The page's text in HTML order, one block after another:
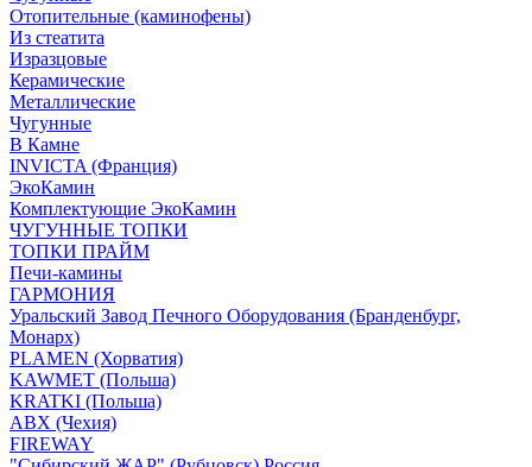
Отопительные (каминофены)
Из стеатита
Изразцовые
Керамические
Металлические
Чугунные
В Камне
INVICTA (Франция)
ЭкоКамин
Комплектующие ЭкоКамин
ЧУГУННЫЕ ТОПКИ
ТОПКИ ПРАЙМ
Печи-камины
ГАРМОНИЯ
Уральский Завод Печного Оборудования (Бранденбург,
Монарх)
PLAMEN (Хорватия)
KAWMET (Польша)
KRATKI (Польша)
ABX (Чехия)
FIREWAY